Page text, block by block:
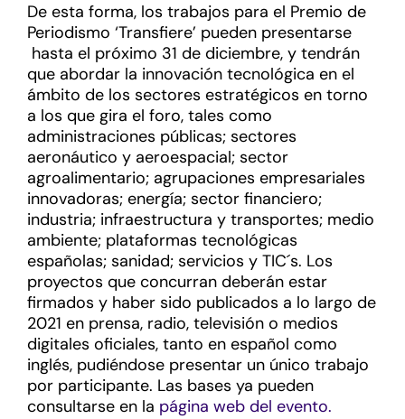
De esta forma, los trabajos para el Premio de
Periodismo ‘Transfiere’ pueden presentarse
hasta el próximo 31 de diciembre, y tendrán
que abordar la innovación tecnológica en el
ámbito de los sectores estratégicos en torno
a los que gira el foro, tales como
administraciones públicas; sectores
aeronáutico y aeroespacial; sector
agroalimentario; agrupaciones empresariales
innovadoras; energía; sector financiero;
industria; infraestructura y transportes; medio
ambiente; plataformas tecnológicas
españolas; sanidad; servicios y TIC´s. Los
proyectos que concurran deberán estar
firmados y haber sido publicados a lo largo de
2021 en prensa, radio, televisión o medios
digitales oficiales, tanto en español como
inglés, pudiéndose presentar un único trabajo
por participante. Las bases ya pueden
consultarse en la página web del evento.